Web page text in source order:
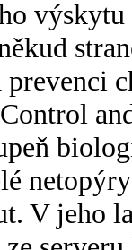
V jeho